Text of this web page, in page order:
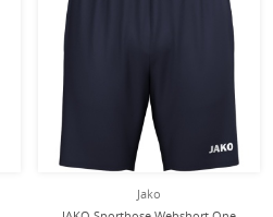
Jako